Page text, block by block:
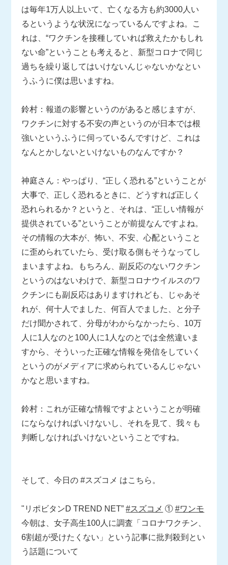
は毎年1万人以上いて、亡くなる方も約3000人い
るというような状況になっているんですよね。こ
れは、“ワクチンを接種していれば救えたかもしれ
ない命”ということも考えると、新型コロナで同じ
過ちを繰り返してはいけないんじゃないかなとい
うふうに僕は思いますね。
鈴村：報道の影響というのがあると感じますが、
ワクチンに対する不安の声というのが日本では根
強いというふうに伺っているんですけど、これは
なんとかしないといけないものなんですか？
神庭さん：やっぱり、“正しく恐れる”ということが
大事で、正しく恐れるときに、どうすれば正しく
恐れられるか？というと、それは、“正しい情報が
提供されている”ということが前提なんですよね。
その情報の大本が、怖い、不安、心配ということ
に歪められていたら、受け取る側もそうなってし
まいますよね。もちろん、副反応のないワクチン
というのはないわけで、新型コロナウイルスのワ
クチンにも副反応はありますけれども、じゃあそ
れが、何十人でました、何百人でました、と分子
だけ聞かされて、分母がわからなかったら、10万
人に1人なのと100人に1人なのとでは全然違いま
すから、そういった正確な情報を発信をしていく
というのがメディアに求められているんじゃない
かなと思いますね。
鈴村：これが正確な情報ですよということが明確
にならなければいけないし、それを見て、我々も
判断しなければいけないということですね。
そして、今日の #スズコメ はこちら。
"リポビタンD TREND NET”#スズコメ ①#ワンモ
今朝は、女子高生100人に調査「コロナワクチン、
6割超が受けたくない」という記事に批判殺到とい
う話題について